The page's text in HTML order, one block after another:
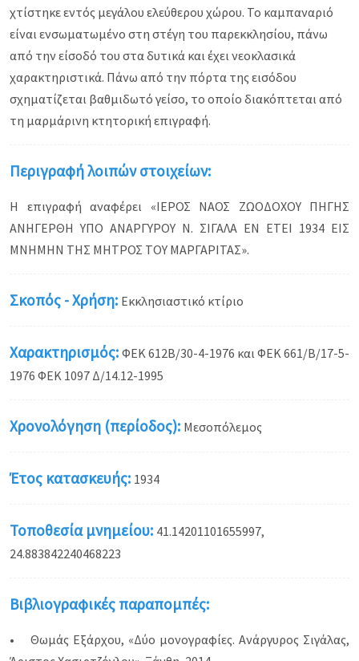
χτίστηκε εντός μεγάλου ελεύθερου χώρου. Το καμπαναριό
είναι ενσωματωμένο στη στέγη του παρεκκλησίου, πάνω
από την είσοδό του στα δυτικά και έχει νεοκλασικά
χαρακτηριστικά. Πάνω από την πόρτα της εισόδου
σχηματίζεται βαθμιδωτό γείσο, το οποίο διακόπτεται από
τη μαρμάρινη κτητορική επιγραφή.
Περιγραφή λοιπών στοιχείων:
Η επιγραφή αναφέρει «ΙΕΡΟΣ ΝΑΟΣ ΖΩΟΔΟΧΟΥ ΠΗΓΗΣ
ΑΝΗΓΕΡΘΗ ΥΠΟ ΑΝΑΡΓΥΡΟΥ Ν. ΣΙΓΑΛΑ ΕΝ ΕΤΕΙ 1934 ΕΙΣ
ΜΝΗΜΗΝ ΤΗΣ ΜΗΤΡΟΣ ΤΟΥ ΜΑΡΓΑΡΙΤΑΣ».
Σκοπός - Χρήση: Εκκλησιαστικό κτίριο
Χαρακτηρισμός: ΦΕΚ 612Β/30-4-1976 και ΦΕΚ 661/Β/17-5-
1976 ΦΕΚ 1097 Δ/14.12-1995
Χρονολόγηση (περίοδος): Μεσοπόλεμος
Έτος κατασκευής: 1934
Τοποθεσία μνημείου: 41.14201101655997,
24.883842240468223
Βιβλιογραφικές παραπομπές:
• Θωμάς Εξάρχου, «Δύο μονογραφίες. Ανάργυρος Σιγάλας,